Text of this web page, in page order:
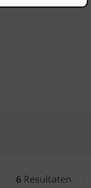
6 Resultaten